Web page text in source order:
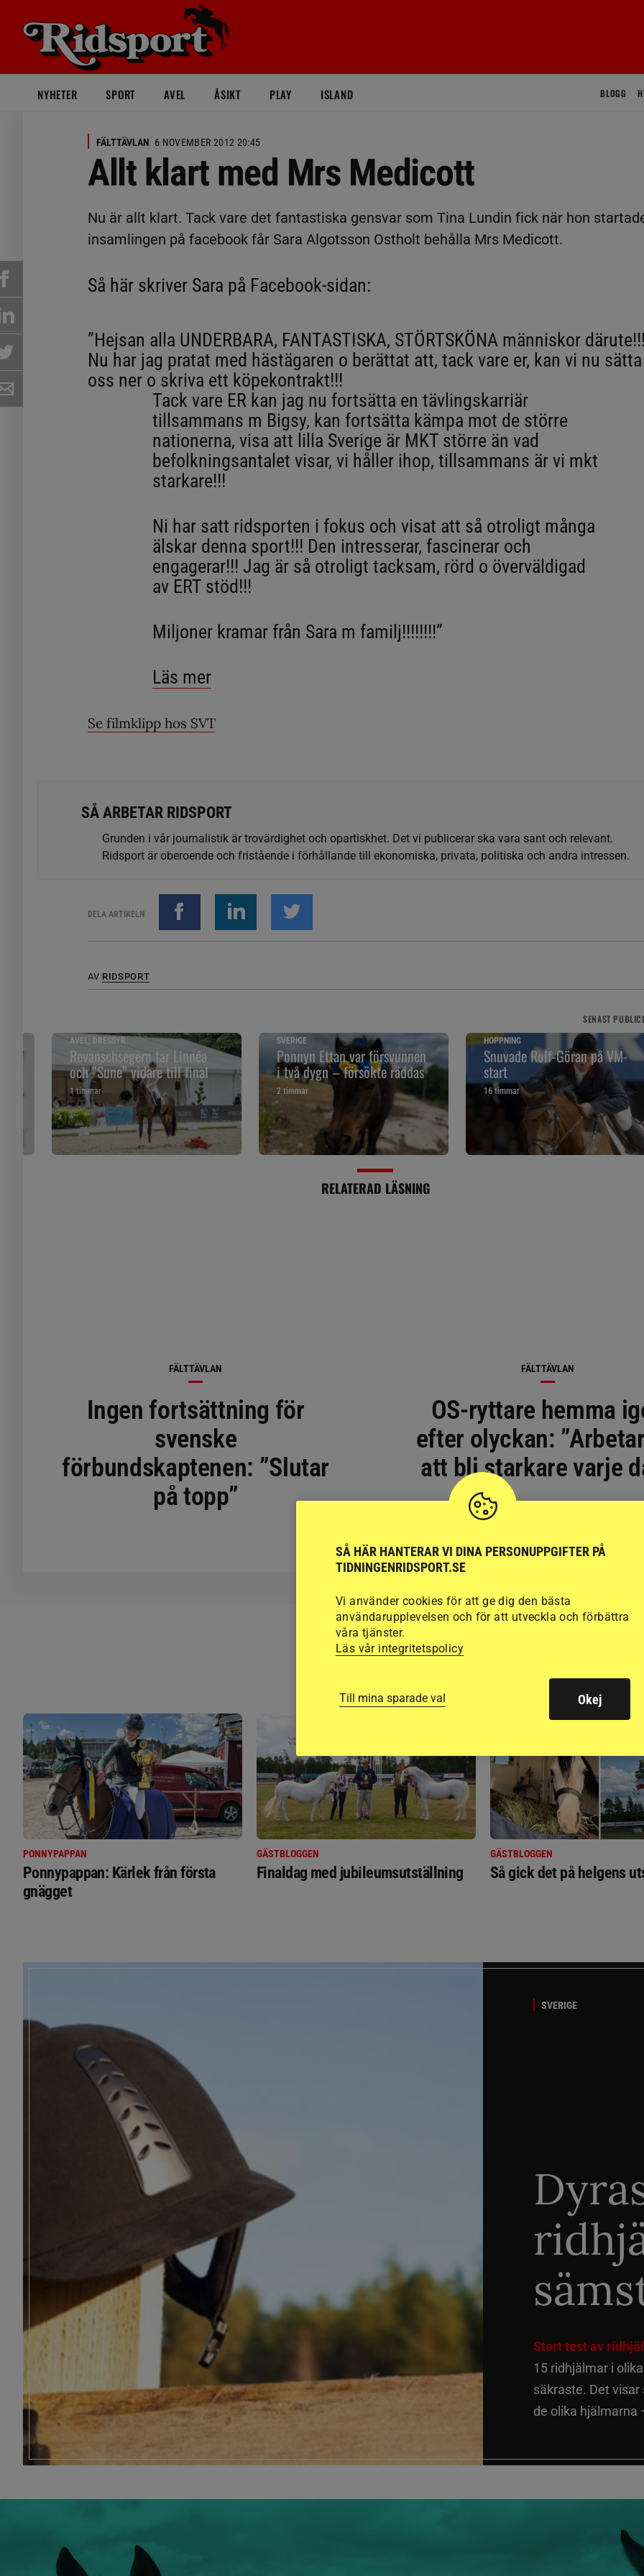
NYHETER SPORT AVEL ÅSIKT PLAY ISLAND BLOGG
FÄLTTÄVLAN 6 NOVEMBER 2012 20:45
Allt klart med Mrs Medicott
Nu är allt klart. Tack vare det fantastiska gensvar som Tina Lundin fick när hon
insamlingen på facebook får Sara Algotsson Ostholt behålla Mrs Medicott.
Så här skriver Sara på Facebook-sidan:
”Hejsan alla UNDERBARA, FANTASTISKA, STÖRTSKÖNA människor därute!!!
Nu har jag pratat med hästägaren o berättat att, tack vare er, kan vi nu sätta
oss ner o skriva ett köpekontrakt!!!
Tack vare ER kan jag nu fortsätta en tävlingskarriär
tillsammans m Bigsy, kan fortsätta kämpa mot de större
nationerna, visa att lilla Sverige är MKT större än vad
befolkningsantalet visar, vi håller ihop, tillsammans är vi mkt
starkare!!!
Ni har satt ridsporten i fokus och visat att så otroligt många
älskar denna sport!!! Den intresserar, fascinerar och
engagerar!!! Jag är så otroligt tacksam, rörd o överväldigad
av ERT stöd!!!
Miljoner kramar från Sara m familj!!!!!!!!”
Läs mer
Se filmklipp hos SVT
SÅ ARBETAR RIDSPORT
Grunden i vår journalistik är trovärdighet och opartiskhet. Det vi publicerar ska vara sant och relevant.
Ridsport är oberoende och fristående i förhållande till ekonomiska, privata, politiska och andra intressen.
DELA ARTIKELN
AV RIDSPORT
SENAST
AVEL, DRESSYR
Revanschsegern tar Linnéa
och ”Sune” vidare till final
1 timmar
SVERIGE
Ponnyn Ettan var försvunnen
i två dygn – försökte räddas
2 timmar
HOPPNING
Snuvade Rolf-Göran på VM-
start
16 timmar
RELATERAD LÄSNING
FÄLTTÄVLAN
Ingen fortsättning för
svenske
förbundskaptenen: ”Slutar
på topp”
FÄLTTÄVLAN
OS-ryttare hemma
efter olyckan:
att bli starkare varje
PONNYPAPPAN
Ponnypappan: Kärlek från första
gnägget
GÄSTBLOGGEN
Finaldag med jubileumsutställning
GÄSTBLOGGEN
Så gick det på helgens
SVERIGE
Stort test av
15 ridhjälmar i
säkraste. Det
de olika hjälmarna
SÅ HÄR HANTERAR VI DINA PERSONUPPGIFTER PÅ
TIDNINGENRIDSPORT.SE
Vi använder cookies för att ge dig den bästa
användarupplevelsen och för att utveckla och förbättra
våra tjänster.
Läs vår integritetspolicy
Till mina sparade val Okej